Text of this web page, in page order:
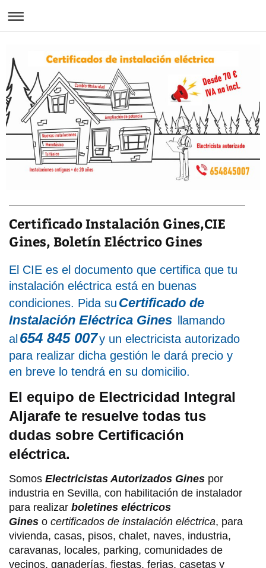
Certificado Instalación Gines,CIE
Gines, Boletín Eléctrico Gines
El CIE es el documento que certifica que tu
instalación eléctrica está en buenas
condiciones. Pida su Certificado de
Instalación Eléctrica Gines llamando
al654 845 007y un electricista autorizado
para realizar dicha gestión le dará precio y
en breve lo tendrá en su domicilio.
El equipo de Electricidad Integral
Aljarafe te resuelve todas tus
dudas sobre Certificación
eléctrica.
Somos Electricistas Autorizados Gines por
industria en Sevilla, con habilitación de instalador
para realizar boletines eléctricos
Gines o certificados de instalación eléctrica, para
vivienda, casas, pisos, chalet, naves, industria,
caravanas, locales, parking, comunidades de
vecinos, ganaderías, fiestas, ferias, casetas y